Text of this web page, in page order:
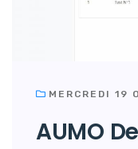
MERCREDI 19
AUMO